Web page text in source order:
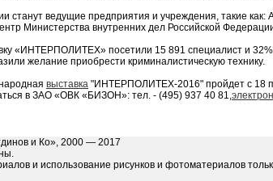
станут ведущие предприятия и учреждения, такие как:
Министерства внутренних дел Российской
«ИНТЕРПОЛИТЕХ» посетили 15 891 специалист и 32%
желание приобрести криминалистическую технику.
выставка "ИНТЕРПОЛИТЕХ-2016" пройдет с 18
в ЗАО «ОВК «БИЗОН»: тел. - (495) 937 40 81,
и Ко», 2000 — 2017
и использование рисунков и фотоматериалов